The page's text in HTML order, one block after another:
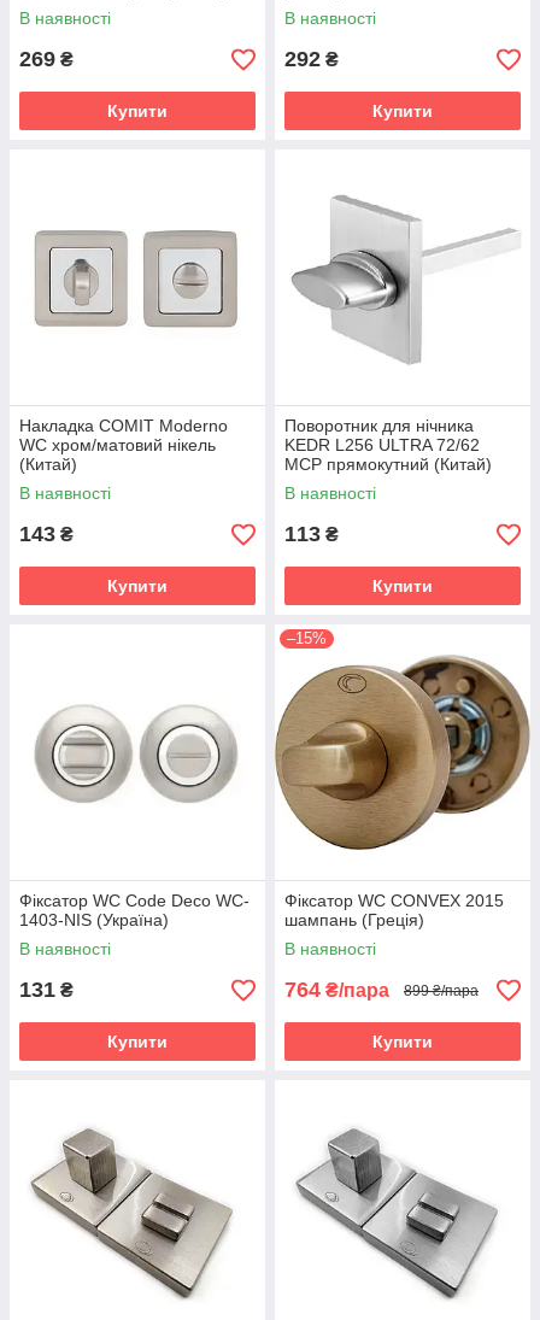
В наявності
269 ₴
Купити
В наявності
292 ₴
Купити
Накладка COMIT Moderno
WC хром/матовий нікель
(Китай)
В наявності
143 ₴
Купити
Поворотник для нічника
KEDR L256 ULTRA 72/62
MCP прямокутний (Китай)
В наявності
113 ₴
Купити
Фіксатор WC Code Deco WC-
1403-NIS (Україна)
В наявності
131 ₴
Купити
–15%
Фіксатор WC CONVEX 2015
шампань (Греція)
В наявності
764 ₴/пара 899 ₴/пара
Купити